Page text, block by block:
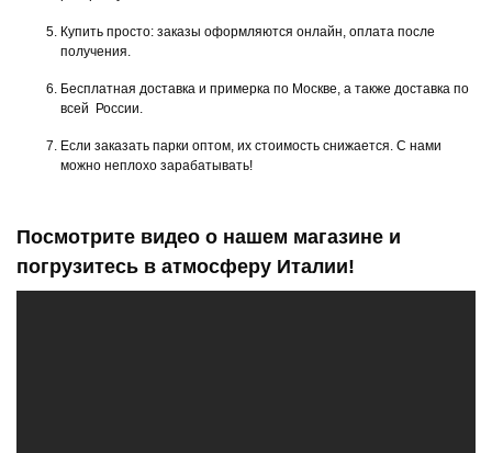
Купить просто: заказы оформляются онлайн, оплата после
получения.
Бесплатная доставка и примерка по Москве, а также доставка по
всей России.
Если заказать парки оптом, их стоимость снижается. С нами
можно неплохо зарабатывать!
Посмотрите видео о нашем магазине и
погрузитесь в атмосферу Италии!